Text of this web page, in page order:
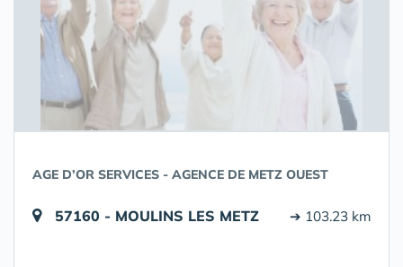
AGE D’OR SERVICES - AGENCE DE METZ OUEST
57160 - MOULINS LES METZ ➔ 103.23 km